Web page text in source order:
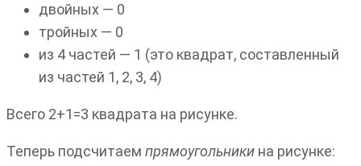
двойных — 0
тройных — 0
из 4 частей — 1 (это квадрат, составленный
из частей 1, 2, 3, 4)
Всего 2+1=3 квадрата на рисунке.
Теперь подсчитаем прямоугольники на рисунке: